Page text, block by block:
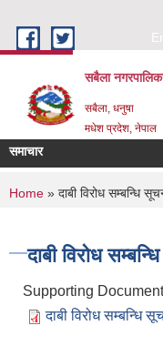
सबैला
सबैला, धनुषा
मधेश प्रदेश, नेपाल
समाचार
You are
Home » दाबी विरोध सम्बन्धि
दाबी विरोध
Supporting
दाबी विरोध